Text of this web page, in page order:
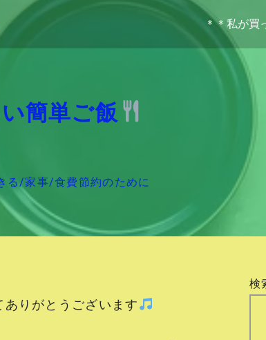
＊＊私が買
簡単ご飯
る/家事/食費節約のために
りがとうございます
検